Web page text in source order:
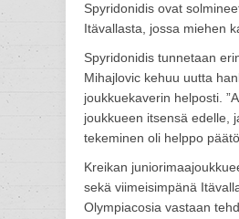
Spyridonidis ovat
Itävallasta, jossa miehen
Spyridonidis tunnetaan
Mihajlovic kehuu uutta
joukkuekaverin helposti.
joukkueen itsensä edelle,
tekeminen oli helppo
Kreikan
sekä viimeisimpänä
Olympiacosia vastaan